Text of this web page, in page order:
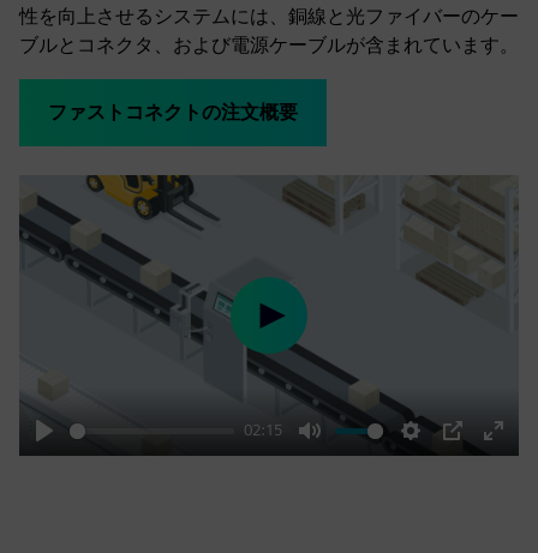
性を向上させるシステムには、銅線と光ファイバーのケー
ブルとコネクタ、および電源ケーブルが含まれています。
ファストコネクトの注文概要
Play
02:15
Mute Settings
PIP
Enter
Play